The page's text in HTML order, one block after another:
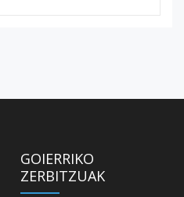
GOIERRIKO
ZERBITZUAK